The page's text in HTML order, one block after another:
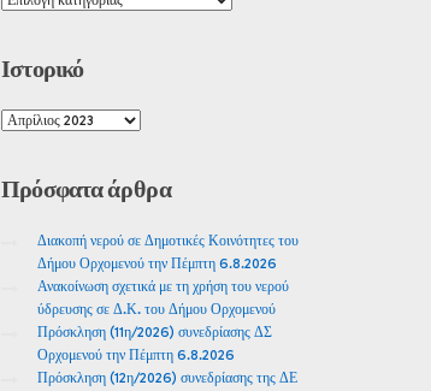
Ιστορικό
Πρόσφαταάρθρα
Διακοπή νερού σε Δημοτικές Κοινότητες του
Δήμου Ορχομενού την Πέμπτη 6.8.2026
Ανακοίνωση σχετικά με τη χρήση του νερού
ύδρευσης σε Δ.Κ. του Δήμου Ορχομενού
Πρόσκληση (11η/2026) συνεδρίασης ΔΣ
Ορχομενού την Πέμπτη 6.8.2026
Πρόσκληση (12η/2026) συνεδρίασης της ΔΕ